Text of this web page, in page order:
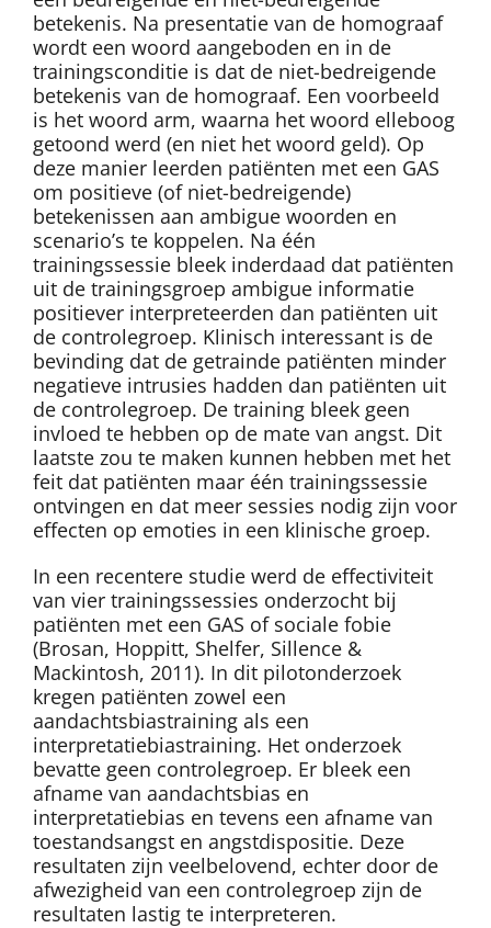
betekenis. Na presentatie van de homograaf
wordt een woord aangeboden en in de
trainingsconditie is dat de niet-bedreigende
betekenis van de homograaf. Een voorbeeld
is het woord arm, waarna het woord elleboog
getoond werd (en niet het woord geld). Op
deze manier leerden patiënten met een GAS
om positieve (of niet-bedreigende)
betekenissen aan ambigue woorden en
scenario’s te koppelen. Na één
trainingssessie bleek inderdaad dat patiënten
uit de trainingsgroep ambigue informatie
positiever interpreteerden dan patiënten uit
de controlegroep. Klinisch interessant is de
bevinding dat de getrainde patiënten minder
negatieve intrusies hadden dan patiënten uit
de controlegroep. De training bleek geen
invloed te hebben op de mate van angst. Dit
laatste zou te maken kunnen hebben met het
feit dat patiënten maar één trainingssessie
ontvingen en dat meer sessies nodig zijn voor
effecten op emoties in een klinische groep.
In een recentere studie werd de effectiviteit
van vier trainingssessies onderzocht bij
patiënten met een GAS of sociale fobie
(Brosan, Hoppitt, Shelfer, Sillence &
Mackintosh, 2011). In dit pilotonderzoek
kregen patiënten zowel een
aandachtsbiastraining als een
interpretatiebiastraining. Het onderzoek
bevatte geen controlegroep. Er bleek een
afname van aandachtsbias en
interpretatiebias en tevens een afname van
toestandsangst en angstdispositie. Deze
resultaten zijn veelbelovend, echter door de
afwezigheid van een controlegroep zijn de
resultaten lastig te interpreteren.